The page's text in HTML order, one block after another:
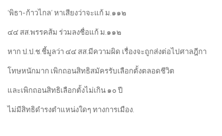
‘พิธา-ก้าวไกล’ หาเสียงว่าจะแก้ ม.๑๑๒
๔๔ สส.พรรคส้ม ร่วมลงชื่อแก้ ม.๑๑๒
หาก ป.ป.ช.ชี้มูลว่า ๔๔ สส.มีความผิด เรื่องจะถูกส่งต่อไปศาลฎีกา
โทษหนักมาก เพิกถอนสิทธิสมัครรับเลือกตั้งตลอดชีวิต
และเพิกถอนสิทธิเลือกตั้งไม่เกิน ๑๐ ปี
ไม่มีสิทธิดำรงตำแหน่งใดๆ ทางการเมือง.